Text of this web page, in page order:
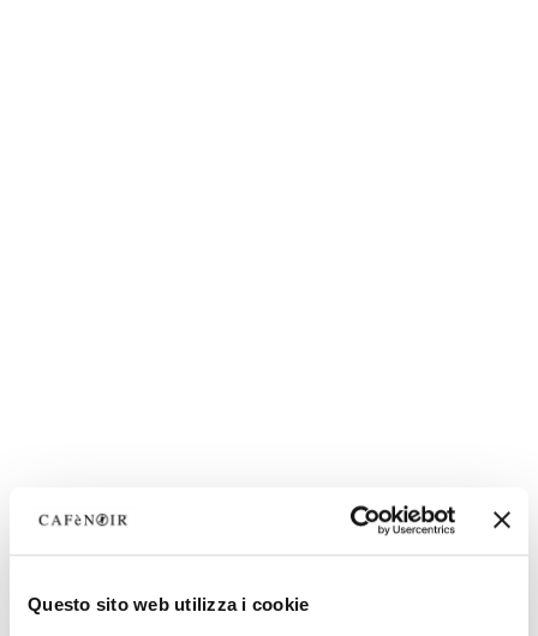
Questo sito web utilizza i cookie